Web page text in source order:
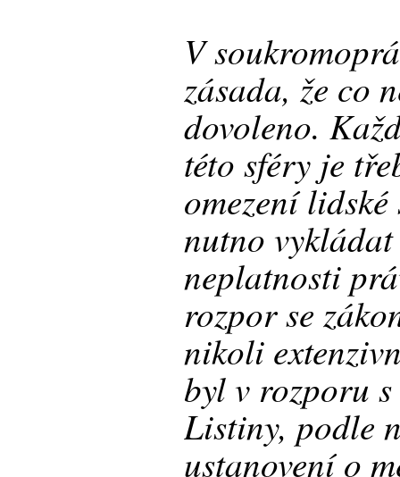
V
zásada, že co
dovoleno.
této sféry je
omezení
nutno
neplatnosti
rozpor se
nikoli
byl v rozporu
Listiny, podle
ustanovení o